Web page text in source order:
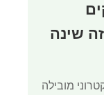
שינה
מובילה